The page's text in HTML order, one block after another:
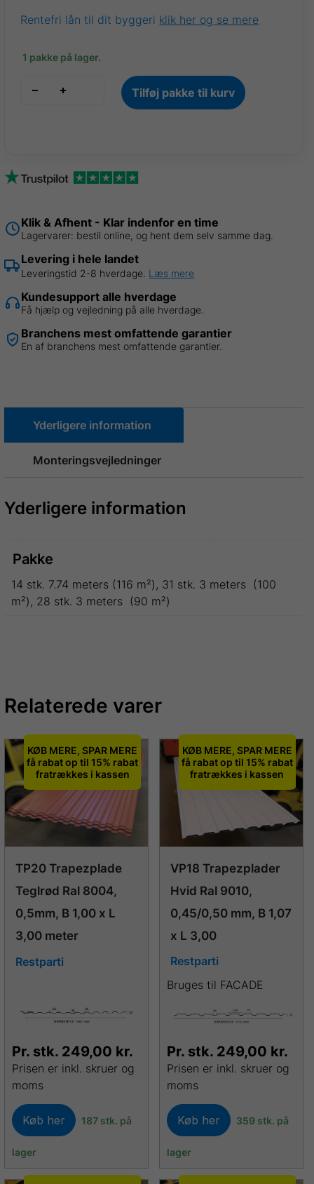
Rentefri lån til dit byggeri klik her og se mere
1 pakke på lager.
7016,
7
stk.
B
1,07
L
3,00
meter
=
Tilføj pakke til kurv
Klik & Afhent - Klar indenfor en time
Lagervarer: bestil online, og hent dem selv samme dag.
Levering i hele landet
Leveringstid 2-8 hverdage. Læs mere
Kundesupport alle hverdage
Få hjælp og vejledning på alle hverdage.
Branchens mest omfattende garantier
En af branchens mest omfattende garantier.
Yderligere information
Monteringsvejledninger
Yderligere information
Pakke
14 stk. 7.74 meters (116 m²), 31 stk. 3 meters (100
m²), 28 stk. 3 meters (90 m²)
Relaterede varer
KØB MERE, SPAR MERE
få rabat op til 15% rabat
fratrækkes i kassen
TP20 Trapezplade
Teglrød Ral 8004,
0,5mm, B 1,00 x L
3,00 meter
Restparti
Pr. stk. 249,00 kr.
Prisen er inkl. skruer og
moms
Køb her 187 stk. på
lager
KØB MERE, SPAR MERE
få rabat op til 15% rabat
fratrækkes i kassen
VP18 Trapezplader
Hvid Ral 9010,
0,45/0,50 mm, B 1,07
x L 3,00
Restparti
Bruges til FACADE
Pr. stk. 249,00 kr.
Prisen er inkl. skruer og
moms
Køb her 359 stk. på
lager